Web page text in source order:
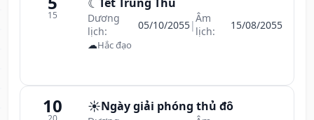
15
Dương
lịch:
05/10/2055|Âm
lịch:
15/08/2055
☁Hắc đạo
10 ☀️Ngày giải phóng thủ đô